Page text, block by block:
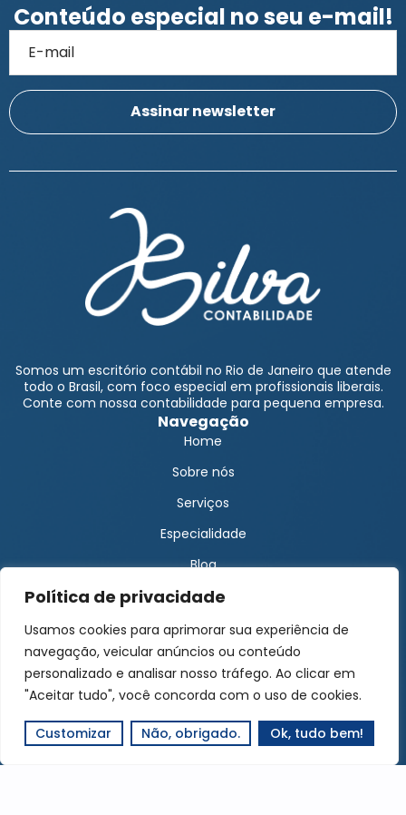
Política de privacidade
Usamos cookies para aprimorar sua experiência de
navegação, veicular anúncios ou conteúdo
personalizado e analisar nosso tráfego. Ao clicar em
"Aceitar tudo", você concorda com o uso de cookies.
Customizar Não, obrigado. Ok, tudo bem!
Conteúdo especial no seu e-mail!
Somos um escritório contábil no Rio de Janeiro que atende
todo o Brasil, com foco especial em profissionais liberais.
Conte com nossa contabilidade para pequena empresa.
Navegação
Home
Sobre nós
Serviços
Especialidade
Blog
Solicite um orçamento
Área do cliente
Encontre-nos
Contato Matriz
Contato Filial
(22) 99967-4994